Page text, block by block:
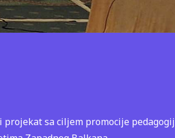
projekat sa ciljem promocije